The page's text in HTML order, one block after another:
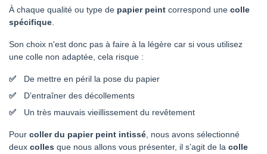
À chaque qualité ou type de papier peint correspond une colle
spécifique.
Son choix n'est donc pas à faire à la légère car si vous utilisez
une colle non adaptée, cela risque :
De mettre en péril la pose du papier
D’entraîner des décollements
Un très mauvais vieillissement du revêtement
Pour coller du papier peint intissé, nous avons sélectionné
deux colles que nous allons vous présenter, il s’agit de la colle